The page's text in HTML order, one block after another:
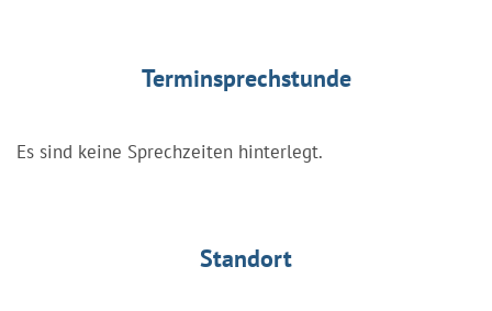
Terminsprechstunde
Es sind keine Sprechzeiten hinterlegt.
Standort